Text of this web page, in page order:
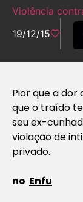
Violência
19/12/15
Pior que a
que o traído
seu ex-
violação de
privado.
no Enfu